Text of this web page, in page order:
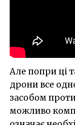
Але попри ці
дрони все
засобом
можливо